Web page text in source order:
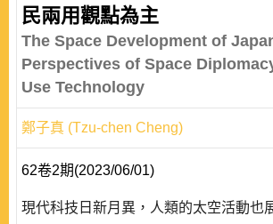
民兩用觀點為主
The Space Development of
Perspectives of Space
Use Technology
鄭子真 (Tzu-chen Cheng)
62卷2期(2023/06/01)
現代科技日新月異，人類的太空活動也